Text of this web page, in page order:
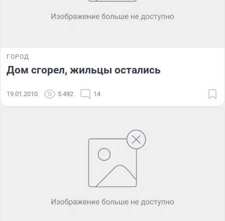
ГОРОД
Дом сгорел, жильцы остались
19.01.2010 5 492 14